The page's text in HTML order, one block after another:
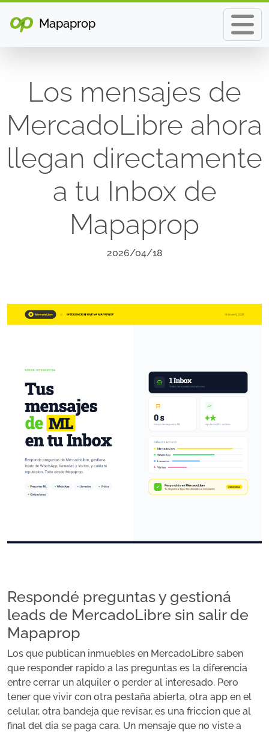
Mapaprop
Los mensajes de
MercadoLibre ahora
llegan directamente
a tu Inbox de
Mapaprop
2026/04/18
Respondé preguntas y gestioná
leads de MercadoLibre sin salir de
Mapaprop
Los que publican inmuebles en MercadoLibre saben
que responder rapido a las preguntas es la diferencia
entre cerrar un alquiler o perder al interesado. Pero
tener que vivir con otra pestaña abierta, otra app en el
celular, otra bandeja que revisar, es una friccion que al
final del dia se paga cara. Un mensaje que no viste a